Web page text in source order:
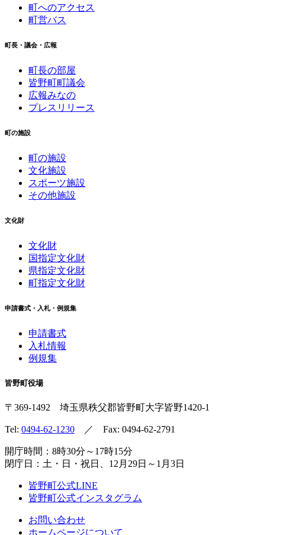
町へのアクセス
町営バス
町長・議会・広報
町長の部屋
皆野町町議会
広報みなの
プレスリリース
町の施設
町の施設
文化施設
スポーツ施設
その他施設
文化財
文化財
国指定文化財
県指定文化財
町指定文化財
申請書式・入札・例規集
申請書式
入札情報
例規集
皆野町役場
〒369-1492 埼玉県秩父郡皆野町 大字皆野1420-1
Tel: 0494-62-1230 ／ Fax: 0494-62-2791
開庁時間：8時30分～17時15分
閉庁日：土・日・祝日、12月29日～1月3日
皆野町公式LINE
皆野町公式インスタグラム
お問い合わせ
ホームページについて